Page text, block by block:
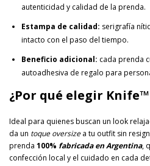
autenticidad y calidad de la prenda.
Estampa de calidad: serigrafía
intacto con el paso del tiempo.
Beneficio adicional: cada prenda
autoadhesiva de regalo para
¿Por qué elegir Knife™
Ideal para quienes buscan un look
da un toque oversizea tu outfit sin
prenda 100% fabricada en Argentina,
confección local y el cuidado en cada